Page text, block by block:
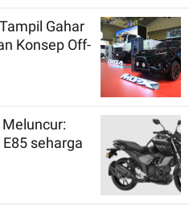
Gahar
Konsep Off-
Meluncur:
seharga